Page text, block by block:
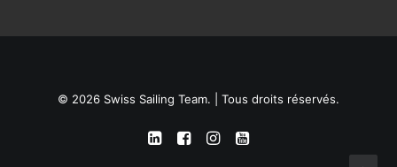
© 2026 Swiss Sailing Team. | Tous droits réservés.